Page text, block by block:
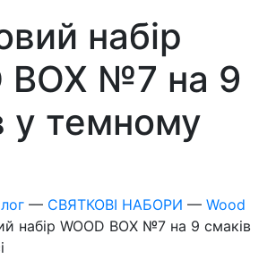
набір
BOX №7 на 9
у темному
— СВЯТКОВІ НАБОРИ — Wood
набір WOOD BOX №7 на 9 смаків